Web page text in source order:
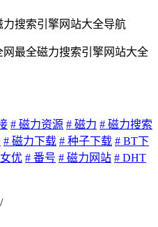
最全磁力搜索引擎网站大全
# 磁力资源 # 磁力 # 磁力搜索
# 磁力下载 # 种子下载 # BT下
优 # 番号 # 磁力网站 # DHT